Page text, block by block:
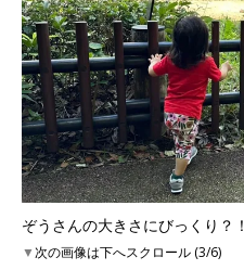
ぞうさんの大きさにびっくり？！
▼次の画像は下へスクロール (3/6)